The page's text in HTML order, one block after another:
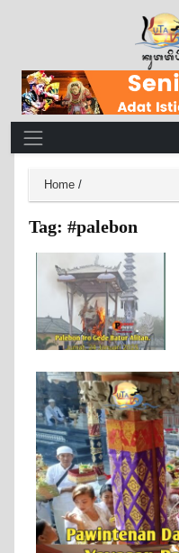
Main Navigation
Home /
Tag: #palebon